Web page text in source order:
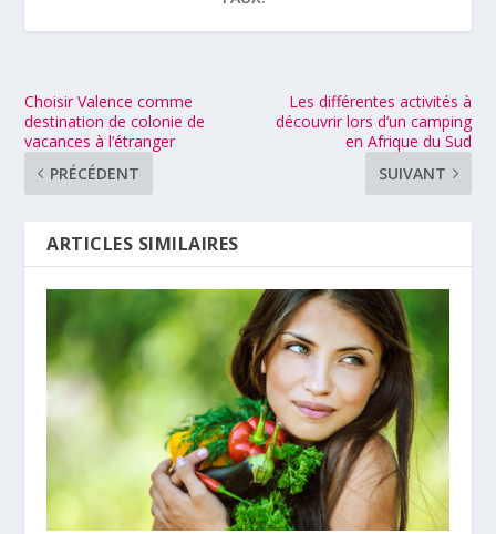
Choisir Valence comme
destination de colonie de
vacances à l’étranger
PRÉCÉDENT
Les différentes activités à
découvrir lors d’un camping
en Afrique du Sud
SUIVANT
ARTICLES SIMILAIRES